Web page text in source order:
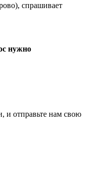
спрашивает
нужно
и отправьте нам свою